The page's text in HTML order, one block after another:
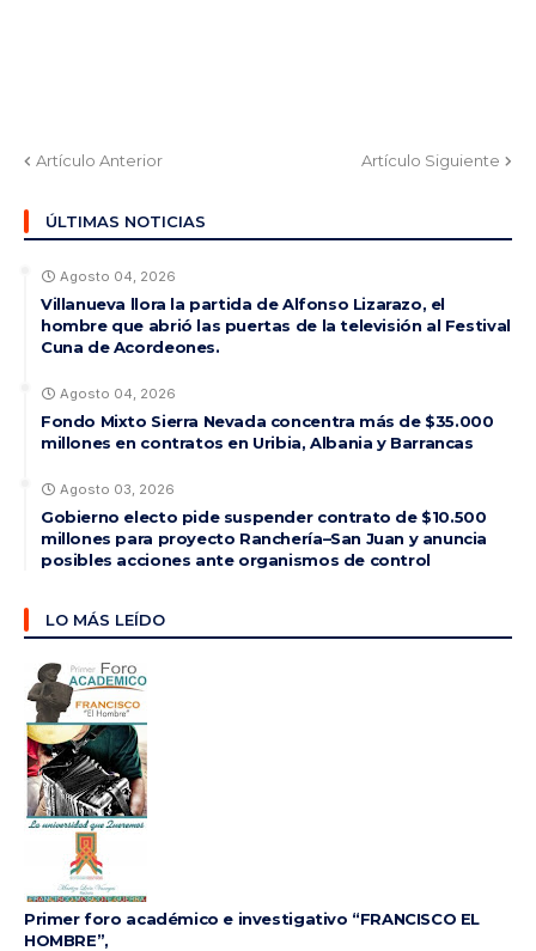
Artículo Anterior Artículo Siguiente
ÚLTIMAS NOTICIAS
Agosto 04, 2026
Villanueva llora la partida de Alfonso Lizarazo, el
hombre que abrió las puertas de la televisión al Festival
Cuna de Acordeones.
Agosto 04, 2026
Fondo Mixto Sierra Nevada concentra más de $35.000
millones en contratos en Uribia, Albania y Barrancas
Agosto 03, 2026
Gobierno electo pide suspender contrato de $10.500
millones para proyecto Ranchería–San Juan y anuncia
posibles acciones ante organismos de control
LO MÁS LEÍDO
Primer foro académico e investigativo “FRANCISCO EL
HOMBRE”,